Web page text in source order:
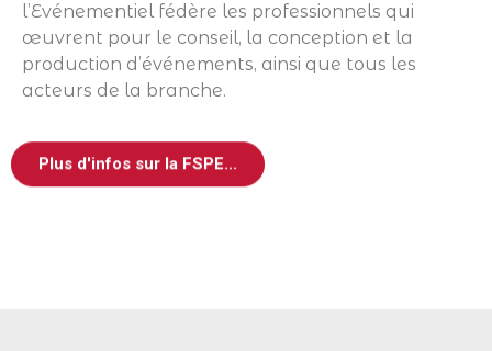
l’Evénementiel fédère les professionnels qui
œuvrent pour le conseil, la conception et la
production d’événements, ainsi que tous les
acteurs de la branche.
Plus d'infos sur la FSPE...